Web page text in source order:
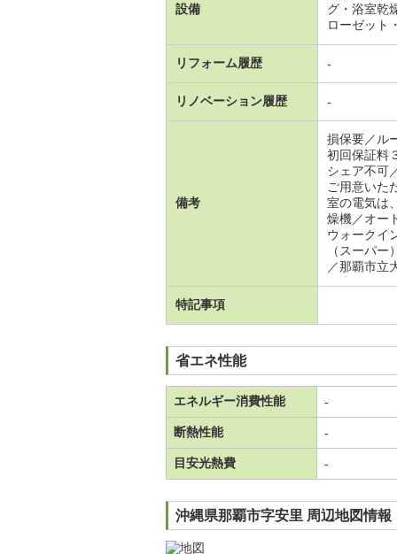
設備
グ・浴室乾
ローゼット
リフォーム履歴 -
リノベーション履歴 -
備考
損保要／ル
初回保証料
シェア不可
ご用意い
室の電気は
燥機／オー
ウォークイ
（スーパ
／那覇市立
特記事項
省エネ性能
エネルギー消費性能 -
断熱性能 -
目安光熱費 -
沖縄県那覇市字安里 周辺地図情報